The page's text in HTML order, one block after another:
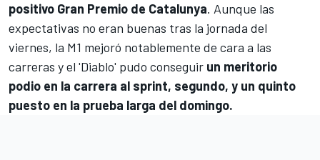
positivo Gran Premio de Catalunya. Aunque las
expectativas no eran buenas tras la jornada del
viernes, la M1 mejoró notablemente de cara a las
carreras y el 'Diablo' pudo conseguir un meritorio
podio en la carrera al sprint, segundo, y un quinto
puesto en la prueba larga del domingo.